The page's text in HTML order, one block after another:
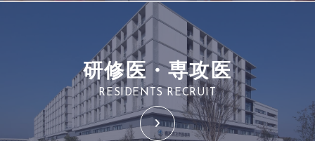
研修医・専攻医
RESIDENTS RECRUIT